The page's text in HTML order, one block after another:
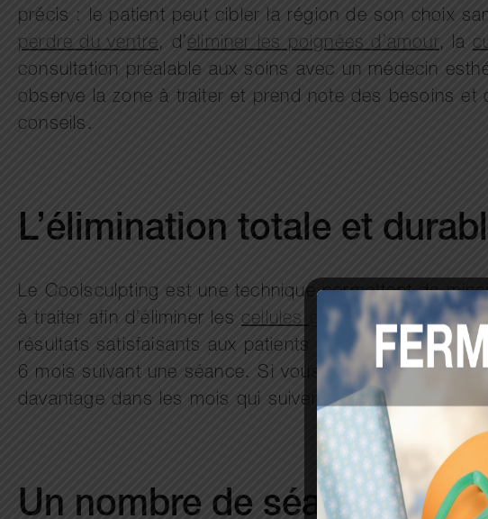
précis : le patient peut cibler la région de son choix
perdre du ventre, d’éliminer les poignées d’amour, la
consultation préalable aux soins avec un médecin
observe la zone à traiter et prend note des besoins
conseils.
L’élimination totale et
Le Coolsculpting est une technique permettant de
à traiter afin d’éliminer les cellules graisseuses. Il est
résultats satisfaisants aux patients et les atteindre en
6 mois suivant une séance. Si vous êtes satisfait du
davantage dans les mois qui suivent.
Un nombre de séances